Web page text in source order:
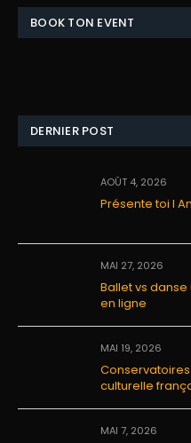
BOOK TON EVENT
DERNIER POST
AOÛT 4, 2026
Présente toi I
MAI 27, 2026
Ballet vs
en ligne
MAI 19, 2026
Conservatoires
culturelle
MAI 7, 2026